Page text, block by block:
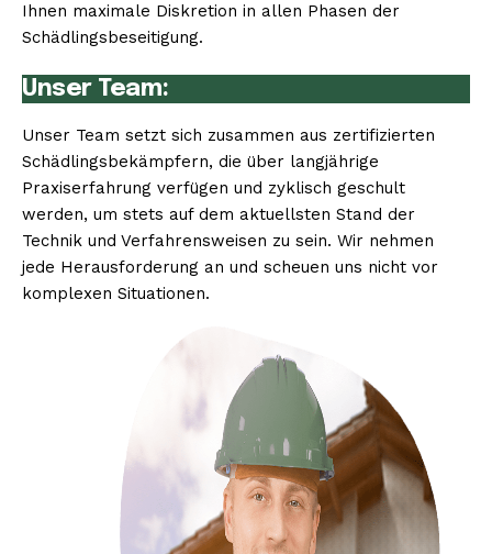
Ihnen maximale Diskretion in allen Phasen der
Schädlingsbeseitigung.
Unser Team:
Unser Team setzt sich zusammen aus zertifizierten
Schädlingsbekämpfern, die über langjährige
Praxiserfahrung verfügen und zyklisch geschult
werden, um stets auf dem aktuellsten Stand der
Technik und Verfahrensweisen zu sein. Wir nehmen
jede Herausforderung an und scheuen uns nicht vor
komplexen Situationen.